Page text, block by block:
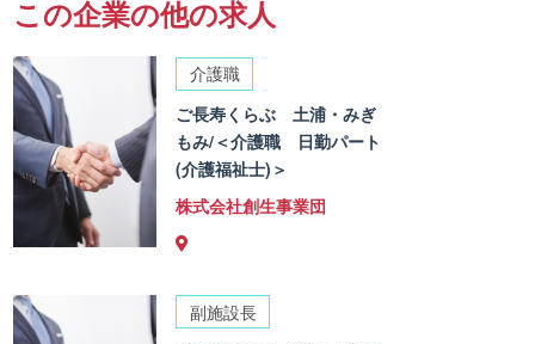
この企業の他の求人
介護職
ご長寿くらぶ 土浦・みぎ
もみ/＜介護職 日勤パート
(介護福祉士)＞
株式会社創生事業団
副施設長